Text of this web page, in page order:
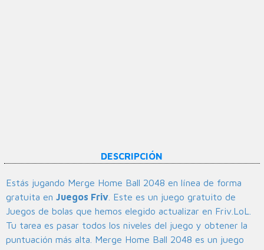
DESCRIPCIÓN
Estás jugando Merge Home Ball 2048 en línea de forma
gratuita en Juegos Friv . Este es un juego gratuito de
Juegos de bolas que hemos elegido actualizar en Friv.LoL.
Tu tarea es pasar todos los niveles del juego y obtener la
puntuación más alta. Merge Home Ball 2048 es un juego